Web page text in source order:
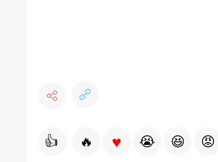
👍 🔥 ♥ 😭 😆 😡